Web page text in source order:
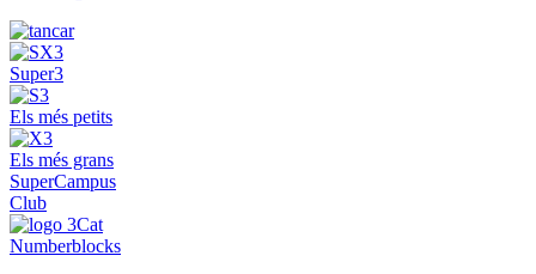
Super3
Els més petits
Els més grans
SuperCampus
Club
Numberblocks